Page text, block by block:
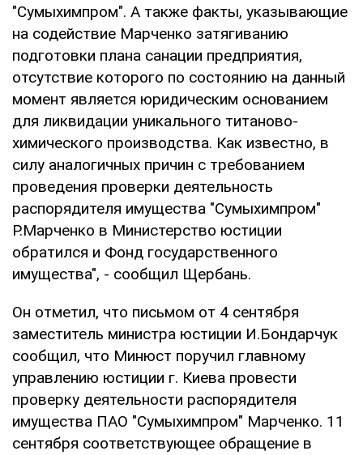
"Сумыхимпром". А также факты, указывающие
на содействие Марченко затягиванию
подготовки плана санации предприятия,
отсутствие которого по состоянию на данный
момент является юридическим основанием
для ликвидации уникального титаново-
химического производства. Как известно, в
силу аналогичных причин с требованием
проведения проверки деятельность
распорядителя имущества "Сумыхимпром"
Р.Марченко в Министерство юстиции
обратился и Фонд государственного
имущества", - сообщил Щербань.
Он отметил, что письмом от 4 сентября
заместитель министра юстиции И.Бондарчук
сообщил, что Минюст поручил главному
управлению юстиции г. Киева провести
проверку деятельности распорядителя
имущества ПАО "Сумыхимпром" Марченко. 11
сентября соответствующее обращение в